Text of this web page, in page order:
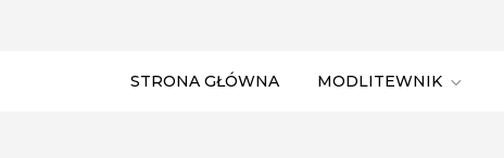
STRONA GŁÓWNA MODLITEWNIK